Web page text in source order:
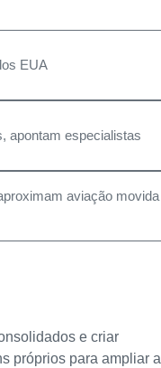
EUA
apontam especialistas
aviação movida
e criar
próprios para ampliar a